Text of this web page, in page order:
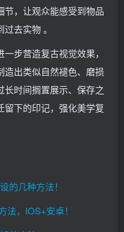
节，让观众能感受到物品
去实物 。
一步营造复古视觉效果，
造出类似自然褪色、磨损
长时间搁置展示、保存之
留下的印记，强化美学复
的几种方法！
，IOS+安卓！